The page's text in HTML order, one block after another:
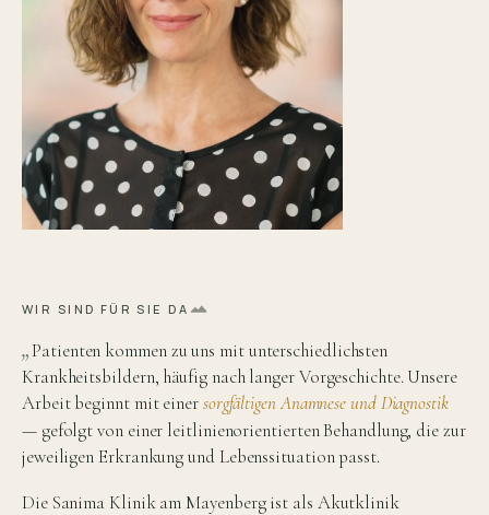
WIR SIND FÜR SIE DA
„Patienten kommen zu uns mit unterschiedlichsten
Krankheitsbildern, häufig nach langer Vorgeschichte. Unsere
Arbeit beginnt mit einersorgfältigen Anamnese und Diagnostik
— gefolgt von einer leitlinienorientierten Behandlung, die zur
jeweiligen Erkrankung und Lebenssituation passt.
Die Sanima Klinik am Mayenberg ist als Akutklinik